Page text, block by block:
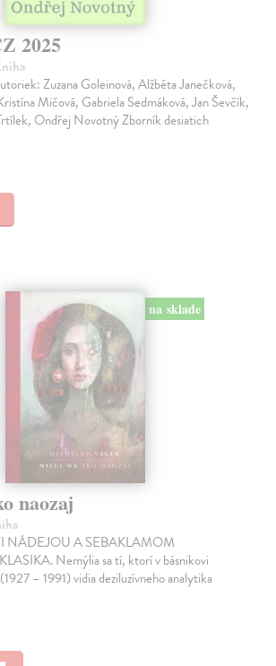
2025
Zuzana Goleinová, Alžběta Janečková,
Mičová, Gabriela Sedmáková, Jan Ševčík,
Ondřej Novotný Zborník desiatich
na sklade
naozaj
NÁDEJOU A SEBAKLAMOM
Nemýlia sa tí, ktorí v básnikovi
– 1991) vidia deziluzívneho analytika